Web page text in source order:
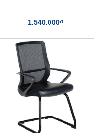
1.540.000₫